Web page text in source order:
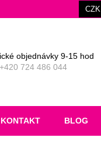
CZK
objednávky 9-15 hod
+420 724 486 044
KONTAKT BLOG